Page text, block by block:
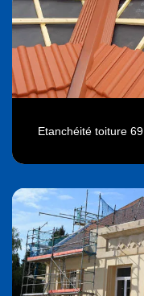
Etanchéité toiture 69